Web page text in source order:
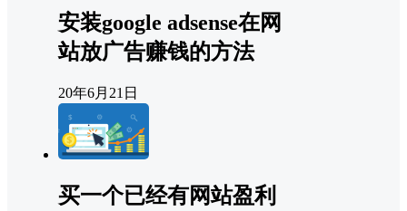
安装google adsense在网
站放广告赚钱的方法
20年6月21日
买一个已经有网站盈利